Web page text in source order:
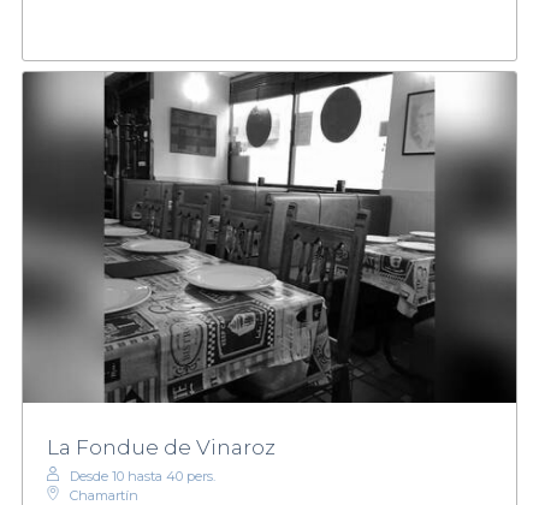
La Fondue de Vinaroz
Desde 10 hasta 40 pers.
Chamartín